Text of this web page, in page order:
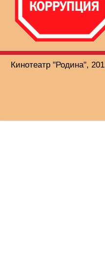
Кинотеатр "Родина",